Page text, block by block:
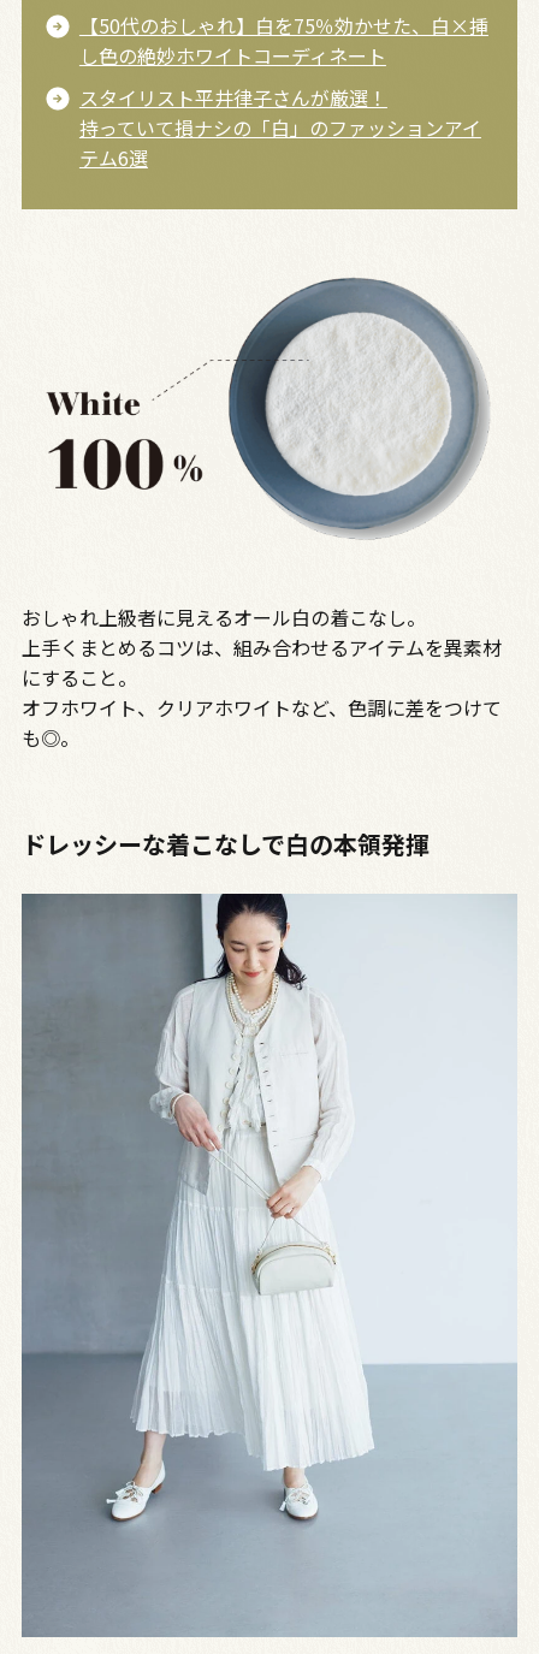
【50代のおしゃれ】白を75％効かせた、白×挿
し色の絶妙ホワイトコーディネート
スタイリスト平井律子さんが厳選！
持っていて損ナシの「白」のファッションアイ
テム6選
おしゃれ上級者に見えるオール白の着こなし。
上手くまとめるコツは、組み合わせるアイテムを異素材
にすること。
オフホワイト、クリアホワイトなど、色調に差をつけて
も◎。
ドレッシーな着こなしで白の本領発揮